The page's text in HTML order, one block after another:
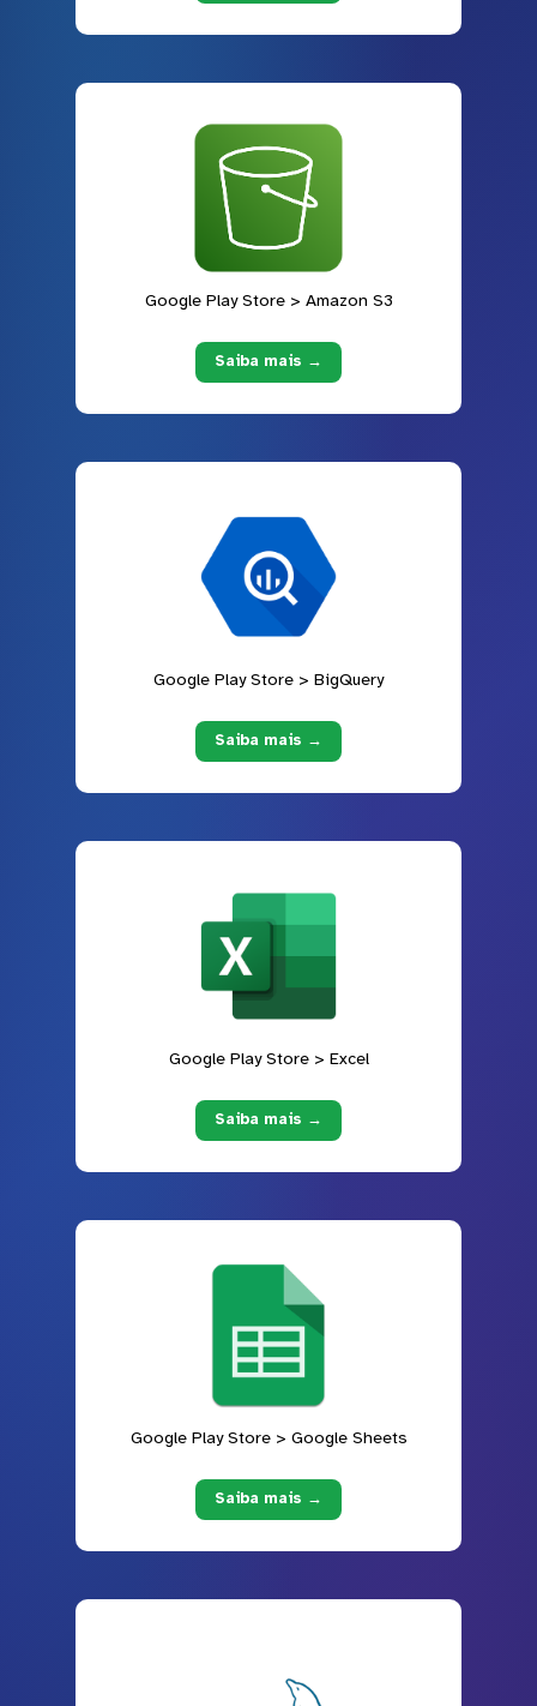
Google Play Store > Amazon S3
Saiba mais →
Google Play Store > BigQuery
Saiba mais →
Google Play Store > Excel
Saiba mais →
Google Play Store > Google Sheets
Saiba mais →